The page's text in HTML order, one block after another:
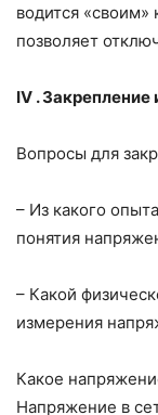
водится
позволяет
IV .Закрепление
Вопросы для
– Из какого
понятия
– Какой
измерения
Какое
Напряжение в